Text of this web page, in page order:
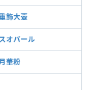
飾大壺
オパール
華粉